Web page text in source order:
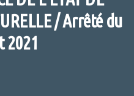
/ Arrêté du
2021